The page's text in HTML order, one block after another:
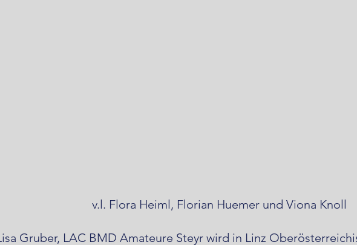
v.l. Flora Heiml, Florian Huemer und Viona Knoll
Gruber, LAC BMD Amateure Steyr wird in Linz